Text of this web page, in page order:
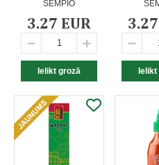
SEMPIO
3.27 EUR